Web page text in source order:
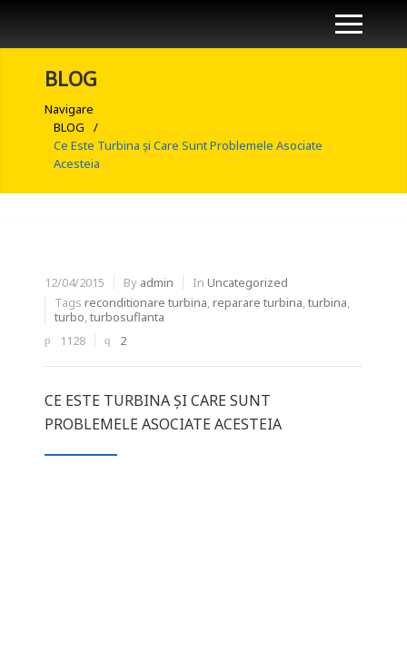
BLOG
Navigare
BLOG
/
Ce Este Turbina și Care Sunt Problemele Asociate
Acesteia
12/04/2015 By admin In Uncategorized
Tags reconditionare turbina,reparare turbina,turbina,
turbo,turbosuflanta
1128
2
CE ESTE TURBINA ȘI CARE SUNT
PROBLEMELE ASOCIATE ACESTEIA